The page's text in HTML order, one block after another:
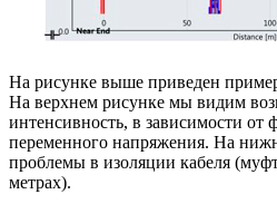
На рисунке выше приведен
На верхнем рисунке мы видим
интенсивность, в зависимости от
переменного напряжения. На
проблемы в изоляции кабеля
метрах).